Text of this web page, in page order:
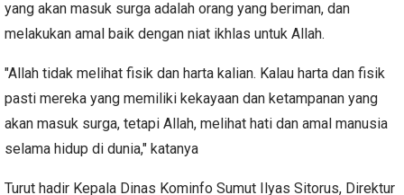
yang akan masuk surga adalah orang yang beriman, dan
melakukan amal baik dengan niat ikhlas untuk Allah.
"Allah tidak melihat fisik dan harta kalian. Kalau harta dan fisik
pasti mereka yang memiliki kekayaan dan ketampanan yang
akan masuk surga, tetapi Allah, melihat hati dan amal manusia
selama hidup di dunia," katanya
Turut hadir Kepala Dinas Kominfo Sumut Ilyas Sitorus, Direktur